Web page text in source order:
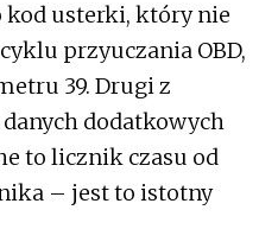
kod usterki, który nie
przyuczania OBD,
39. Drugi z
dodatkowych
to licznik czasu od
– jest to istotny